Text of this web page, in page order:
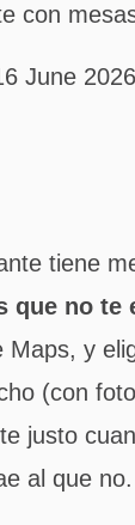
con
June 2026
tiene
que no te
Maps, y
(con
justo
al que no.